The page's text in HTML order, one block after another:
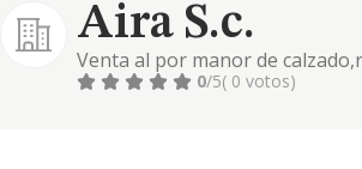
Aira S.c.
Venta al por manor de
0/5( 0 votos)